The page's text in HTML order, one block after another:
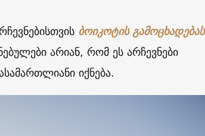
ბოიკოტის გამოცხადებას
არიან, რომ ეს არჩევნები
იქნება.